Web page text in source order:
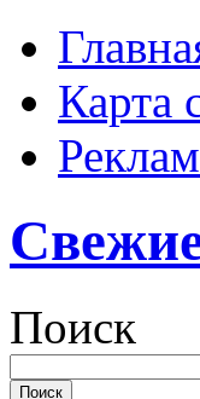
Карта
Поиск